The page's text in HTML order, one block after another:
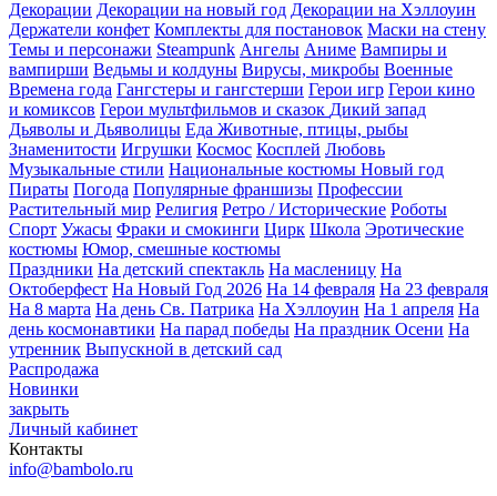
Декорации Декорации на новый год Декорации на Хэллоуин
Держатели конфет Комплекты для постановок Маски на стену
Темы и персонажи Steampunk Ангелы Аниме Вампиры и
вампирши Ведьмы и колдуны Вирусы, микробы Военные
Времена года Гангстеры и гангстерши Герои игр Герои кино
и комиксов Герои мультфильмов и сказок Дикий запад
Дьяволы и Дьяволицы Еда Животные, птицы, рыбы
Знаменитости Игрушки Космос Косплей Любовь
Музыкальные стили Национальные костюмы Новый год
Пираты Погода Популярные франшизы Профессии
Растительный мир Религия Ретро / Исторические Роботы
Спорт Ужасы Фраки и смокинги Цирк Школа Эротические
костюмы Юмор, смешные костюмы
Праздники На детский спектакль На масленицу На
Октоберфест На Новый Год 2026 На 14 февраля На 23 февраля
На 8 марта На день Св. Патрика На Хэллоуин На 1 апреля На
день космонавтики На парад победы На праздник Осени На
утренник Выпускной в детский сад
Распродажа
Новинки
закрыть
Личный кабинет
Контакты
info@bambolo.ru